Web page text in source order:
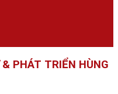
PHÁT TRIỂN HÙNG